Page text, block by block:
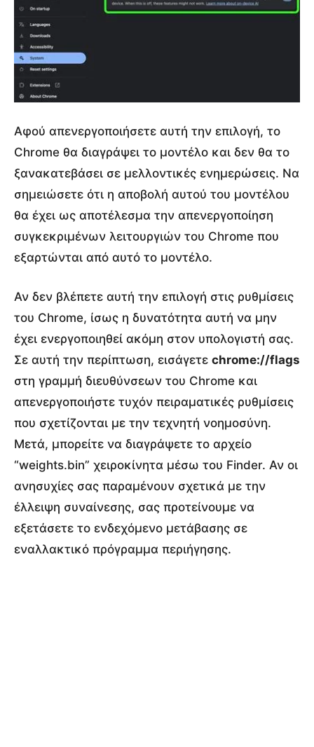
Αφού απενεργοποιήσετε αυτή την επιλογή, το
Chrome θα διαγράψει το μοντέλο και δεν θα το
ξανακατεβάσει σε μελλοντικές ενημερώσεις. Να
σημειώσετε ότι η αποβολή αυτού του μοντέλου
θα έχει ως αποτέλεσμα την απενεργοποίηση
συγκεκριμένων λειτουργιών του Chrome που
εξαρτώνται από αυτό το μοντέλο.
Αν δεν βλέπετε αυτή την επιλογή στις ρυθμίσεις
του Chrome, ίσως η δυνατότητα αυτή να μην
έχει ενεργοποιηθεί ακόμη στον υπολογιστή σας.
Σε αυτή την περίπτωση, εισάγετε chrome://flags
στη γραμμή διευθύνσεων του Chrome και
απενεργοποιήστε τυχόν πειραματικές ρυθμίσεις
που σχετίζονται με την τεχνητή νοημοσύνη.
Μετά, μπορείτε να διαγράψετε το αρχείο
“weights.bin” χειροκίνητα μέσω του Finder. Αν οι
ανησυχίες σας παραμένουν σχετικά με την
έλλειψη συναίνεσης, σας προτείνουμε να
εξετάσετε το ενδεχόμενο μετάβασης σε
εναλλακτικό πρόγραμμα περιήγησης.